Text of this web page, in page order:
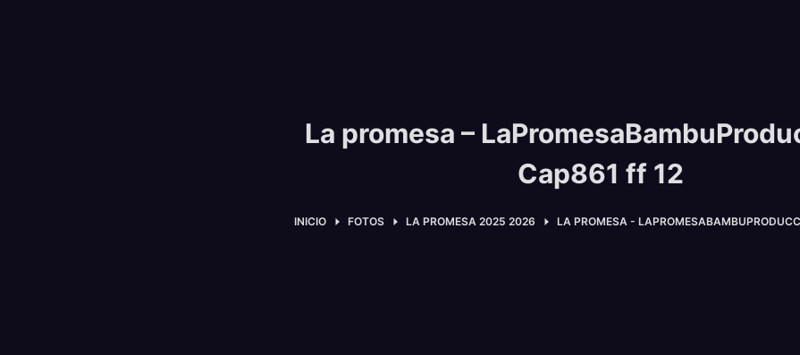
La promesa –
Cap861 ff 12
INICIO FOTOS LA PROMESA 2025 2026 LA PROMESA -